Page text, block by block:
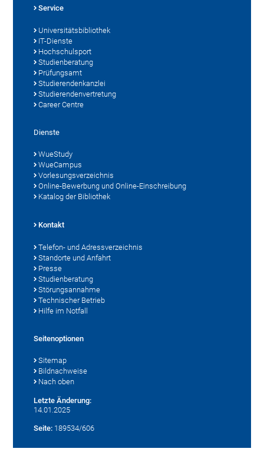
Service
Universitätsbibliothek
IT-Dienste
Hochschulsport
Studienberatung
Prüfungsamt
Studierendenkanzlei
Studierendenvertretung
Career Centre
Dienste
WueStudy
WueCampus
Vorlesungsverzeichnis
Online-Bewerbung und Online-Einschreibung
Katalog der Bibliothek
Kontakt
Telefon- und Adressverzeichnis
Standorte und Anfahrt
Presse
Studienberatung
Störungsannahme
Technischer Betrieb
Hilfe im Notfall
Seitenoptionen
Sitemap
Bildnachweise
Nach oben
Letzte Änderung:
14.01.2025
Seite: 189534/606